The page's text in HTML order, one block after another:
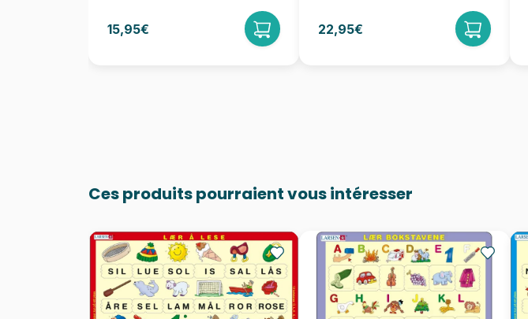
15,95€ 22,95€
Ces produits pourraient vous intéresser